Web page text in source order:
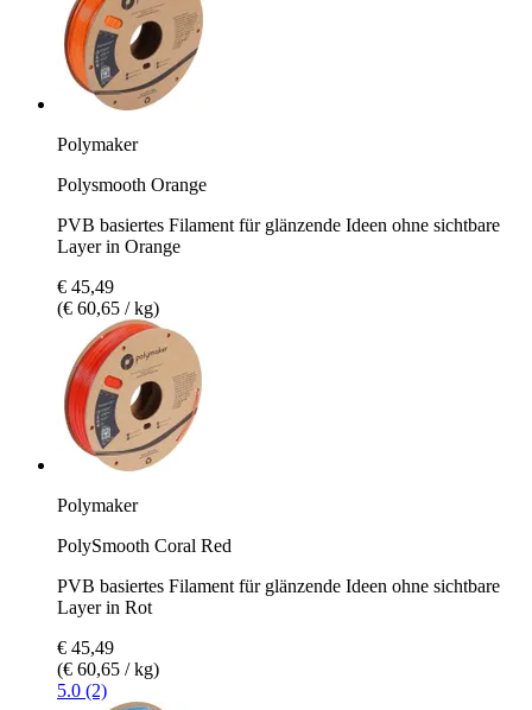
Polymaker
Polysmooth Orange
PVB basiertes Filament für glänzende Ideen ohne sichtbare
Layer in Orange
€ 45,49
(€ 60,65 / kg)
Polymaker
PolySmooth Coral Red
PVB basiertes Filament für glänzende Ideen ohne sichtbare
Layer in Rot
€ 45,49
(€ 60,65 / kg)
5.0 (2)